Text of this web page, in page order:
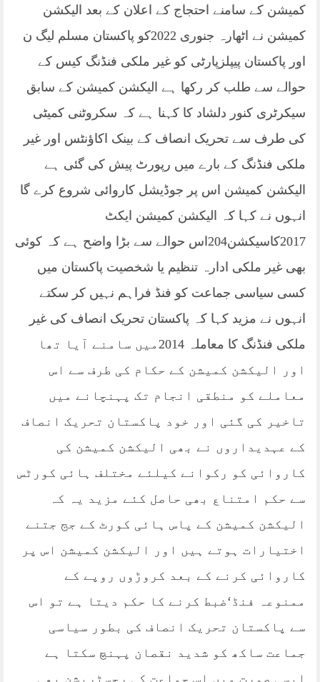
کمیشن کے سامنے احتجاج کے اعلان کے بعد الیکشن
کمیشن نے اٹھارہ جنوری 2022کو پاکستان مسلم لیگ ن
اور پاکستان پیپلزپارٹی کو غیر ملکی فنڈنگ کیس کے
حوالے سے طلب کر رکھا ہے الیکشن کمیشن کے سابق
سیکرٹری کنور دلشاد کا کہنا ہے کہ سکروٹنی کمیٹی
کی طرف سے تحریک انصاف کے بینک اکاؤنٹس اور غیر
ملکی فنڈنگ کے بارے میں رپورٹ پیش کی گئی ہے
الیکشن کمیشن اس پر جوڈیشل کاروائی شروع کرے گا
انہوں نے کہا کہ الیکشن کمیشن ایکٹ
2017کاسیکشن204اس حوالے سے بڑا واضح ہے کہ کوئی
بھی غیر ملکی ادارہ تنظیم یا شخصیت پاکستان میں
کسی سیاسی جماعت کو فنڈ فراہم نہیں کر سکتے
انہوں نے مزید کہا کہ پاکستان تحریک انصاف کی غیر
ملکی فنڈنگ کا معاملہ 2014میں سامنے آیا تھا
اور الیکشن کمیشن کے حکام کی طرف سے اس
معاملے کو منطقی انجام تک پہنچانے میں
تاخیر کی گئی اور خود پاکستان تحریک انصاف
کے عہدیداروں نے بھی الیکشن کمیشن کی
کاروائی کو رکوانے کیلئے مختلف ہائی کورٹس
سے حکم امتناع بھی حاصل کئے مزید یہ کہ
الیکشن کمیشن کے پاس ہائی کورٹ کے جج جتنے
اختیارات ہوتے ہیں اور الیکشن کمیشن اس پر
کاروائی کرنے کے بعد کروڑوں روپے کے
ممنوعہ فنڈ‘ضبط کرنے کا حکم دیتا ہے تو اس
سے پاکستان تحریک انصاف کی بطور سیاسی
جماعت ساکھ کو شدید نقصان پہنچ سکتا ہے
ایسی صورت میں اس جماعت کی رجسٹریشن بھی